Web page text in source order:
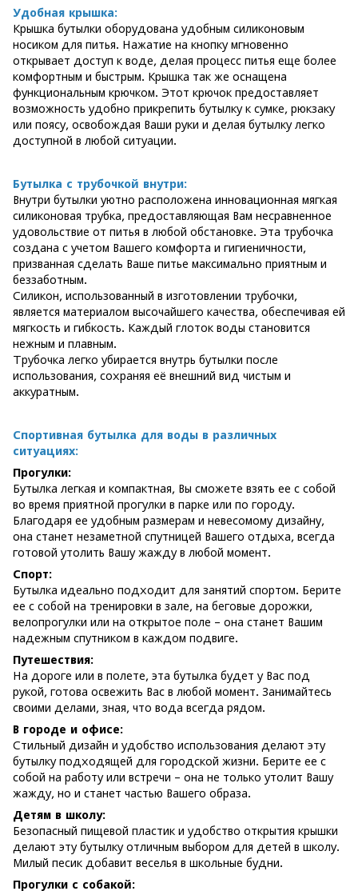
Удобная крышка:
Крышка бутылки оборудована удобным силиконовым
носиком для питья. Нажатие на кнопку мгновенно
открывает доступ к воде, делая процесс питья еще более
комфортным и быстрым. Крышка так же оснащена
функциональным крючком. Этот крючок предоставляет
возможность удобно прикрепить бутылку к сумке, рюкзаку
или поясу, освобождая Ваши руки и делая бутылку легко
доступной в любой ситуации.
Бутылка с трубочкой внутри:
Внутри бутылки уютно расположена инновационная мягкая
силиконовая трубка, предоставляющая Вам несравненное
удовольствие от питья в любой обстановке. Эта трубочка
создана с учетом Вашего комфорта и гигиеничности,
призванная сделать Ваше питье максимально приятным и
беззаботным.
Силикон, использованный в изготовлении трубочки,
является материалом высочайшего качества, обеспечивая ей
мягкость и гибкость. Каждый глоток воды становится
нежным и плавным.
Трубочка легко убирается внутрь бутылки после
использования, сохраняя её внешний вид чистым и
аккуратным.
Спортивная бутылка для воды в различных
ситуациях:
Прогулки:
Бутылка легкая и компактная, Вы сможете взять ее с собой
во время приятной прогулки в парке или по городу.
Благодаря ее удобным размерам и невесомому дизайну,
она станет незаметной спутницей Вашего отдыха, всегда
готовой утолить Вашу жажду в любой момент.
Спорт:
Бутылка идеально подходит для занятий спортом. Берите
ее с собой на тренировки в зале, на беговые дорожки,
велопрогулки или на открытое поле – она станет Вашим
надежным спутником в каждом подвиге.
Путешествия:
На дороге или в полете, эта бутылка будет у Вас под
рукой, готова освежить Вас в любой момент. Занимайтесь
своими делами, зная, что вода всегда рядом.
В городе и офисе:
Стильный дизайн и удобство использования делают эту
бутылку подходящей для городской жизни. Берите ее с
собой на работу или встречи – она не только утолит Вашу
жажду, но и станет частью Вашего образа.
Детям в школу:
Безопасный пищевой пластик и удобство открытия крышки
делают эту бутылку отличным выбором для детей в школу.
Милый песик добавит веселья в школьные будни.
Прогулки с собакой: